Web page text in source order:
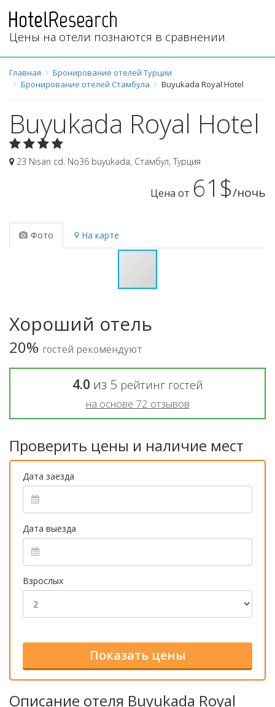
Цены на отели познаются в сравнении
Главная
Бронирование отелей Турции
Бронирование отелей Стамбула
Buyukada Royal Hotel
Buyukada Royal Hotel
23 Nisan cd. No36 buyukada, Стамбул, Турция
Цена от 61$/ночь
Фото На карте
Хороший отель
20% гостей рекомендуют
4.0 из 5 рейтинг гостей
на основе 72 отзывов
Проверить цены и наличие мест
Дата заезда
Дата выезда
Взрослых
Описание отеля Buyukada Royal